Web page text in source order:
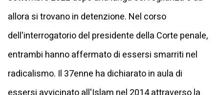
allora si trovano in detenzione. Nel corso
dell'interrogatorio del presidente della Corte penale,
entrambi hanno affermato di essersi smarriti nel
radicalismo. Il 37enne ha dichiarato in aula di